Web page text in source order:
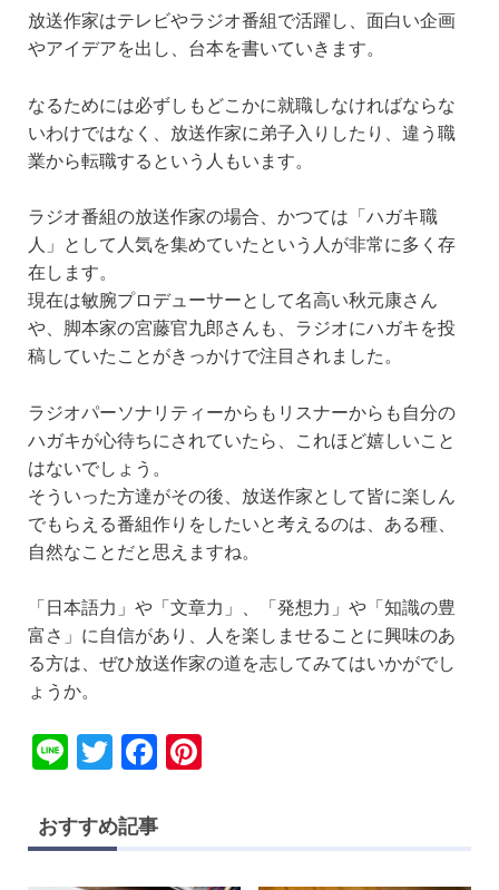
放送作家はテレビやラジオ番組で活躍し、面白い企画
やアイデアを出し、台本を書いていきます。
なるためには必ずしもどこかに就職しなければならな
いわけではなく、放送作家に弟子入りしたり、違う職
業から転職するという人もいます。
ラジオ番組の放送作家の場合、かつては「ハガキ職
人」として人気を集めていたという人が非常に多く存
在します。
現在は敏腕プロデューサーとして名高い秋元康さん
や、脚本家の宮藤官九郎さんも、ラジオにハガキを投
稿していたことがきっかけで注目されました。
ラジオパーソナリティーからもリスナーからも自分の
ハガキが心待ちにされていたら、これほど嬉しいこと
はないでしょう。
そういった方達がその後、放送作家として皆に楽しん
でもらえる番組作りをしたいと考えるのは、ある種、
自然なことだと思えますね。
「日本語力」や「文章力」、「発想力」や「知識の豊
富さ」に自信があり、人を楽しませることに興味のあ
る方は、ぜひ放送作家の道を志してみてはいかがでし
ょうか。
Li
e
T
tt
er
F
c
おすすめ記事